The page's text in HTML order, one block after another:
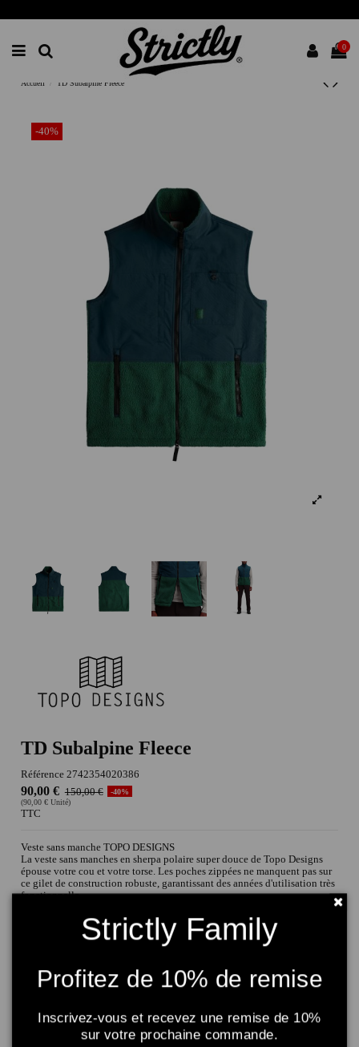
0
Accueil TD Subalpine Fleece
-40%
TD Subalpine Fleece
Référence 2742354020386
90,00 € 150,00 €
-40%
(90,00 € Unité)
TTC
Veste sans manche TOPO DESIGNS
La veste sans manches en sherpa polaire super douce de Topo Designs
épouse votre cou et votre torse. Les poches zippées ne manquent pas sur
ce gilet de construction robuste, garantissant des années d'utilisation très
fonctionnelle.
Polaire sherpa double face 100 % polyester
Panneau renforcé sur la poitrine et le dos avec revêtement DWR
Poche extérieure verticale zippée sur la poitrine
Poche poitrine externe à boutons-pression
Poches pour les mains avec fermeture à glissière
Cordon de réglage à l'ourlet
Polaire Sherpa 100 % polyester recyclé Taslan 100 % nylon recyclé avec
Strictly Family
Profitez de 10% de remise
Inscrivez-vous et recevez une remise de 10%
sur votre prochaine commande.